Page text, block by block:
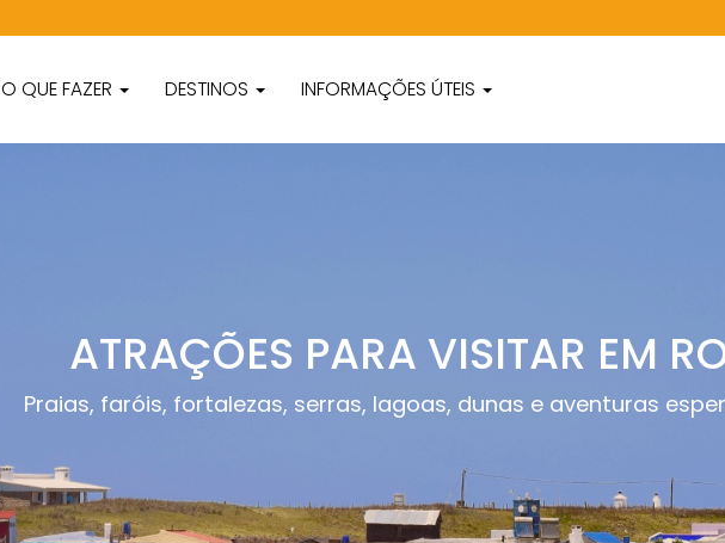
O QUE FAZER DESTINOS INFORMAÇÕES ÚTEIS
ATRAÇÕES PARA VISITAR EM
Praias, faróis, fortalezas, serras, lagoas, dunas e aventuras